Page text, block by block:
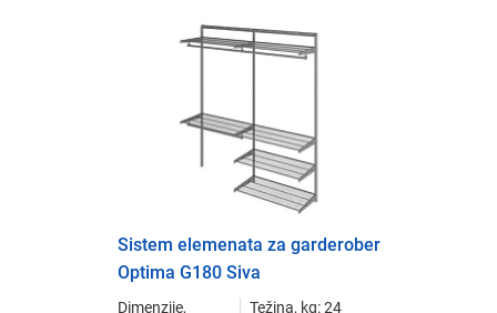
Sistem elemenata za garderober
Optima G180 Siva
Dimenzije,
Težina, kg: 24